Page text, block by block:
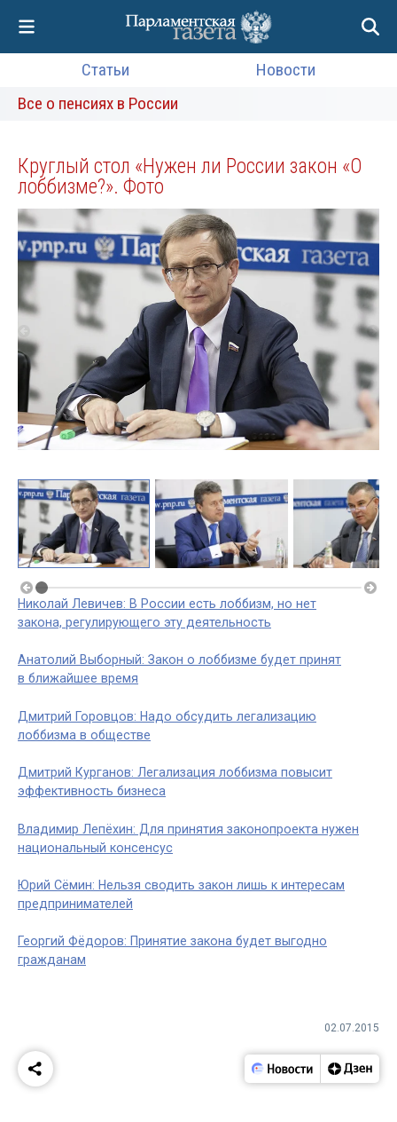
Статьи
Новости
Все о пенсиях в России
Круглый стол «Нужен ли России закон «О
лоббизме?». Фото
Николай Левичев: В России есть лоббизм, но нет
закона, регулирующего эту деятельность
Анатолий Выборный: Закон о лоббизме будет принят
в ближайшее время
Дмитрий Горовцов: Надо обсудить легализацию
лоббизма в обществе
Дмитрий Курганов: Легализация лоббизма повысит
эффективность бизнеса
Владимир Лепёхин: Для принятия законопроекта нужен
национальный консенсус
Юрий Сёмин: Нельзя сводить закон лишь к интересам
предпринимателей
Георгий Фёдоров: Принятие закона будет выгодно
гражданам
02.07.2015